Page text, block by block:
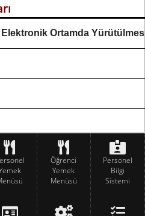
Elektronik Ortamda
Öğrenci
Yemek
Menüsü
Personel
Bilgi
Sistemi